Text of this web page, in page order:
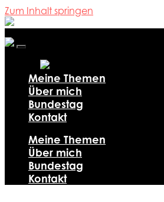
Zum Inhalt springen
Ali
Dailami
Mobile-
ein-/ausblenden
Meine Themen
Über mich
Bundestag
Kontakt
Meine Themen
Über mich
Bundestag
Kontakt